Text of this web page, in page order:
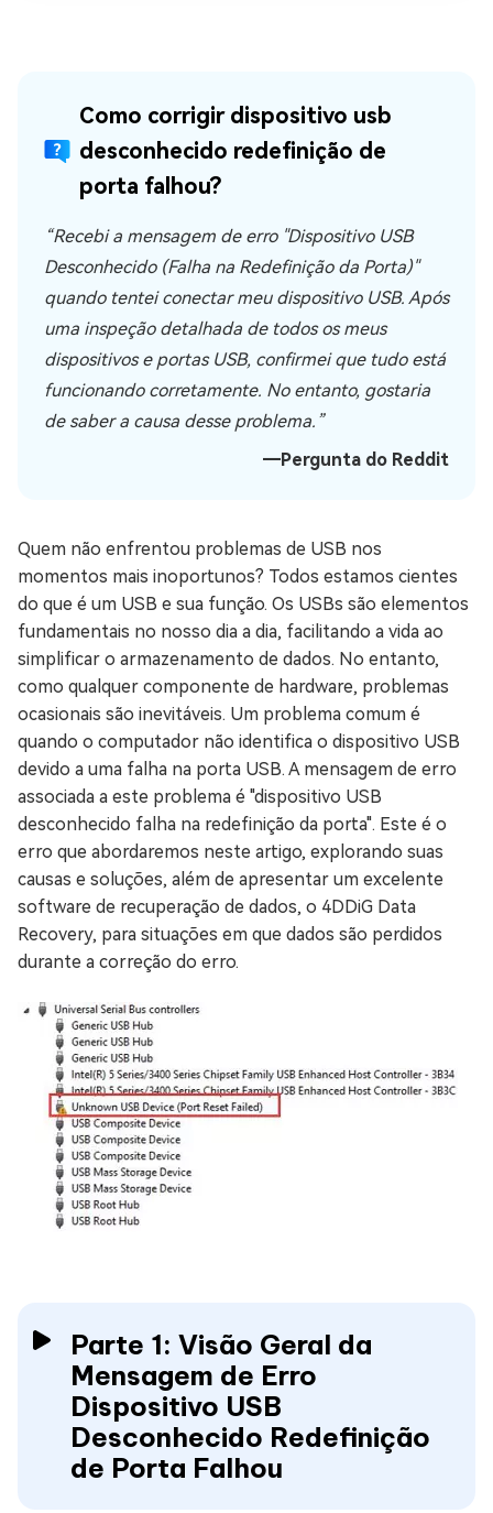
Como corrigir dispositivo usb
desconhecido redefinição de
porta falhou?
“Recebi a mensagem de erro "Dispositivo USB
Desconhecido (Falha na Redefinição da Porta)"
quando tentei conectar meu dispositivo USB. Após
uma inspeção detalhada de todos os meus
dispositivos e portas USB, confirmei que tudo está
funcionando corretamente. No entanto, gostaria
de saber a causa desse problema.”
―Pergunta do Reddit
Quem não enfrentou problemas de USB nos
momentos mais inoportunos? Todos estamos cientes
do que é um USB e sua função. Os USBs são elementos
fundamentais no nosso dia a dia, facilitando a vida ao
simplificar o armazenamento de dados. No entanto,
como qualquer componente de hardware, problemas
ocasionais são inevitáveis. Um problema comum é
quando o computador não identifica o dispositivo USB
devido a uma falha na porta USB. A mensagem de erro
associada a este problema é "dispositivo USB
desconhecido falha na redefinição da porta". Este é o
erro que abordaremos neste artigo, explorando suas
causas e soluções, além de apresentar um excelente
software de recuperação de dados, o 4DDiG Data
Recovery, para situações em que dados são perdidos
durante a correção do erro.
Parte 1: Visão Geral da
Mensagem de Erro
Dispositivo USB
Desconhecido Redefinição
de Porta Falhou